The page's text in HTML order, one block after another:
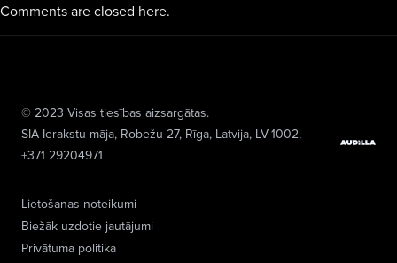
Comments are closed here.
Lietošanas noteikumi
Biežāk uzdotie jautājumi
Privātuma politika
© 2023 Visas tiesības aizsargātas.
SIA Ierakstu māja, Robežu 27, Rīga, Latvija, LV-1002,
+371 29204971